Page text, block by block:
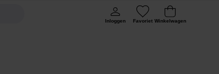
Inloggen Favoriet Winkelwagen